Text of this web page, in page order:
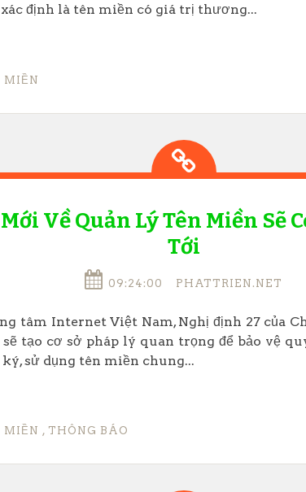
xác định là tên miền có giá trị thương...
MIỀN
Về Quản Lý Tên Miền Sẽ
Tới
09:24:00 PHATTRIEN.NET
tâm Internet Việt Nam, Nghị định 27 của
sẽ tạo cơ sở pháp lý quan trọng để bảo vệ
sử dụng tên miền chung...
MIỀN , THÔNG BÁO